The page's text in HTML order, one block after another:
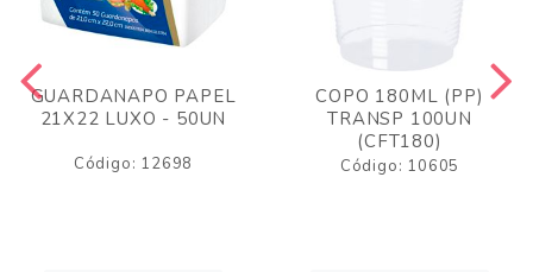
GUARDANAPO PAPEL
21X22 LUXO - 50UN
Código: 12698
COPO 180ML (PP)
TRANSP 100UN
(CFT180)
Código: 10605